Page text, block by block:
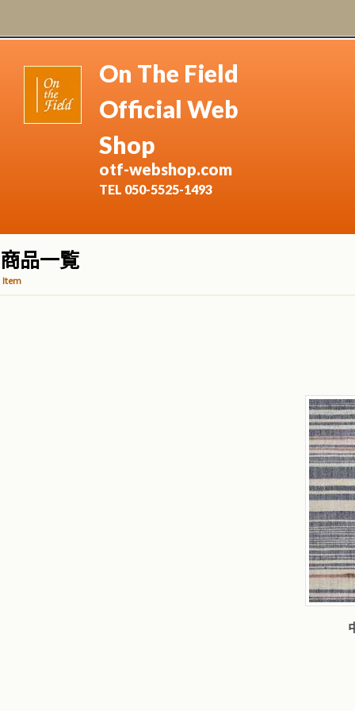
On The Field
Official Web
Shop
otf-webshop.com
TEL 050-5525-1493
商品一覧
Item